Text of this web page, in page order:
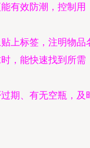
有效防潮，控制用
上标签，注明物品
，能快速找到所需
期、有无空瓶，及